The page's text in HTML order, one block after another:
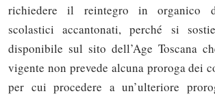
richiedere il reintegro in organico
scolastici accantonati, perché si
disponibile sul sito dell’Age Toscana
vigente non prevede alcuna proroga dei
per cui procedere a un’ulteriore